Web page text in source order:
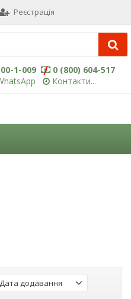
Реєстрація
1-009
0 (800) 604-517
Контакти...
Дата додавання